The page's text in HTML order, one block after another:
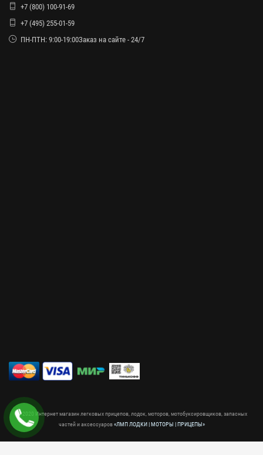
+7 (800) 100-91-69
+7 (495) 255-01-59
ПН-ПТН: 9:00-19:00Заказ на сайте - 24/7
© 2020 Интернет магазин легковых прицепов, лодок, моторов, мотобуксировщиков, запасных
частей и аксессуаров«ЛМП ЛОДКИ | МОТОРЫ | ПРИЦЕПЫ»